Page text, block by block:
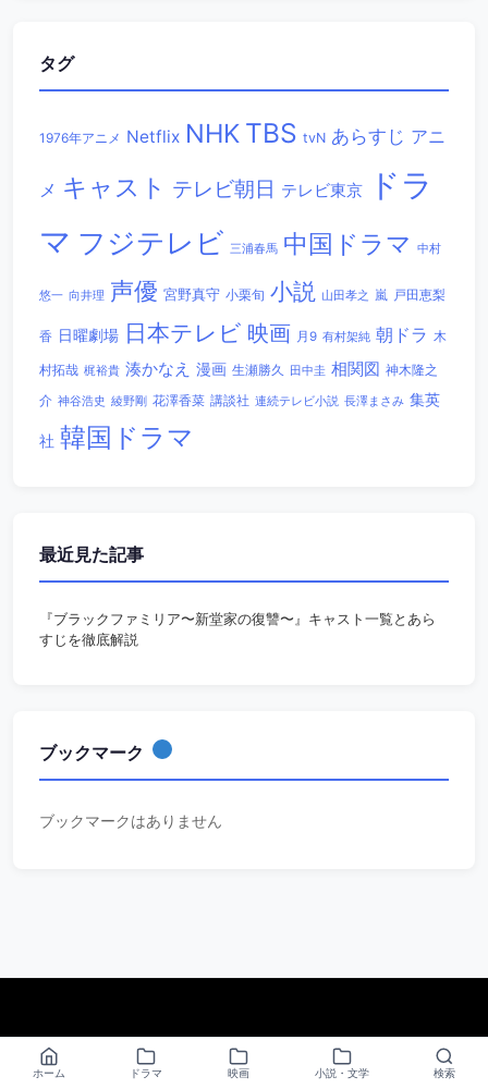
タグ
1976年アニメ Netflix NHK TBS tvN あらすじ アニ
メ キャスト テレビ朝日 テレビ東京
ドラ
マ フジテレビ 三浦春馬 中国ドラマ 中村
悠一 向井理 声優 宮野真守 小栗旬 小説 山田孝之 嵐 戸田恵梨
香 日曜劇場 日本テレビ 映画 月9 有村架純 朝ドラ 木
村拓哉 梶裕貴 湊かなえ 漫画 生瀬勝久 田中圭 相関図 神木隆之
介 神谷浩史 綾野剛 花澤香菜 講談社 連続テレビ小説 長澤まさみ 集英
社 韓国ドラマ
最近見た記事
『ブラックファミリア〜新堂家の復讐〜』キャスト一覧とあら
すじを徹底解説
ブックマーク
ブックマークはありません
あらすじマスター.com
ホーム ドラマ 映画 小説・文学 検索